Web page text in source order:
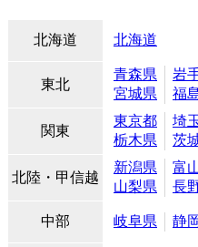
北海道 北海道
東北
青森県 岩
宮城県
福
関東
東京都 埼
栃木県
茨
北陸・甲信越
新潟県 富
山梨県
長
中部 岐阜県 静